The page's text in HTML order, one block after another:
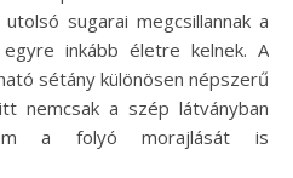
sugarai megcsillannak a
inkább életre kelnek. A
sétány különösen népszerű
nemcsak a szép látványban
a folyó morajlását is